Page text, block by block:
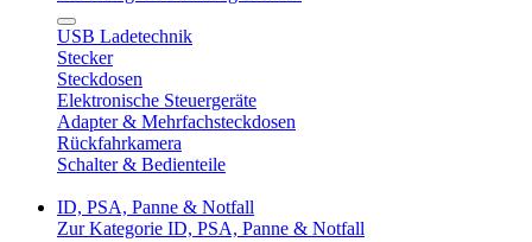
USB Ladetechnik
Stecker
Steckdosen
Elektronische Steuergeräte
Adapter & Mehrfachsteckdosen
Rückfahrkamera
Schalter & Bedienteile
ID, PSA, Panne & Notfall
Zur Kategorie ID, PSA, Panne & Notfall